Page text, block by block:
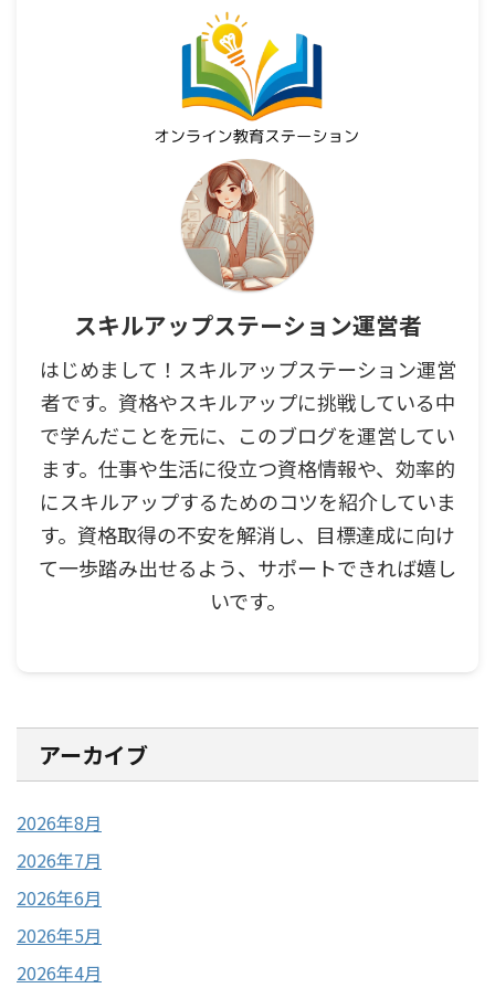
スキルアップステーション運営者
はじめまして！スキルアップステーション運営
者です。資格やスキルアップに挑戦している中
で学んだことを元に、このブログを運営してい
ます。仕事や生活に役立つ資格情報や、効率的
にスキルアップするためのコツを紹介していま
す。資格取得の不安を解消し、目標達成に向け
て一歩踏み出せるよう、サポートできれば嬉し
いです。
アーカイブ
2026年8月
2026年7月
2026年6月
2026年5月
2026年4月